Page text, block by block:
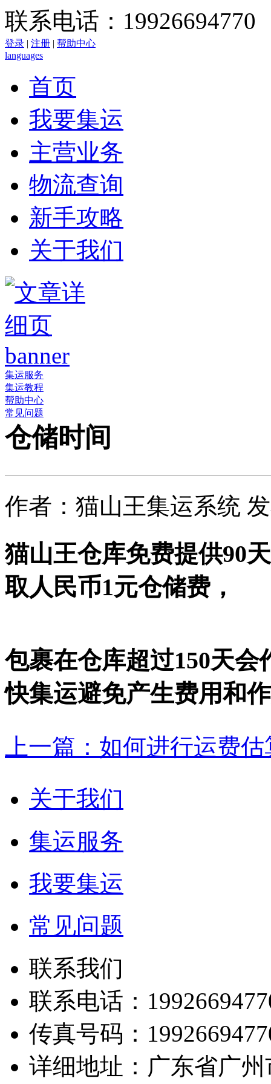
联系电话：19926694770
登录 | 注册 | 帮助中心
languages
首页
我要集运
主营业务
物流查询
新手攻略
关于我们
集运服务
集运教程
帮助中心
常见问题
仓储时间
作者：猫山王集运系统
猫山王仓库免费提供90
取人民币1元仓储费，
包裹在仓库超过150天
快集运避免产生费用和
上一篇：如何进行运费估
关于我们
集运服务
我要集运
常见问题
联系我们
联系电话：
传真号码：
详细地址：广东省广